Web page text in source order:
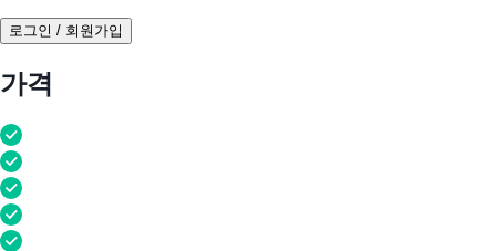
로그인 / 회원가입
가격